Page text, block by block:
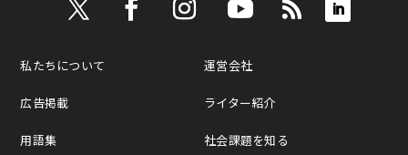
私たちについて
広告掲載
用語集
運営会社
ライター紹介
社会課題を知る